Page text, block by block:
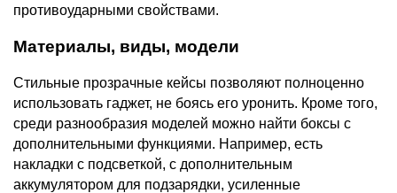
противоударными свойствами.
Материалы, виды, модели
Стильные прозрачные кейсы позволяют полноценно
использовать гаджет, не боясь его уронить. Кроме того,
среди разнообразия моделей можно найти боксы с
дополнительными функциями. Например, есть
накладки с подсветкой, с дополнительным
аккумулятором для подзарядки, усиленные